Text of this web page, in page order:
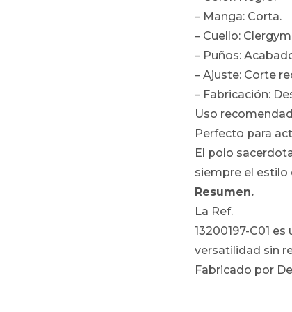
– Manga: Corta.
– Cuello:
– Puños:
– Ajuste: Corte
– Fabricación:
Uso
Perfecto para
El polo
siempre el estilo
Resumen.
La Ref.
13200197-C01
versatilidad sin
Fabricado por